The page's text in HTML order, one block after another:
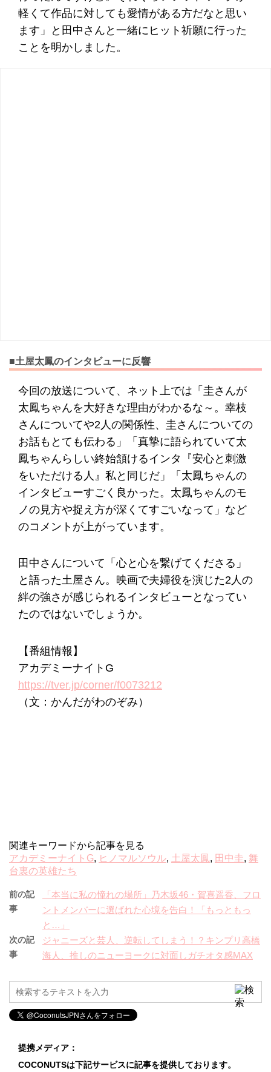
軽くて作品に対しても愛情がある方だなと思い
ます」と田中さんと一緒にヒット祈願に行った
ことを明かしました。
■土屋太鳳のインタビューに反響
今回の放送について、ネット上では「圭さんが
太鳳ちゃんを大好きな理由がわかるな～。幸枝
さんについてや2人の関係性、圭さんについての
お話もとても伝わる」「真摯に語られていて太
鳳ちゃんらしい終始頷けるインタ『安心と刺激
をいただける人』私と同じだ」「太鳳ちゃんの
インタビューすごく良かった。太鳳ちゃんのモ
ノの見方や捉え方が深くてすごいなって」など
のコメントが上がっています。
田中さんについて「心と心を繋げてくださる」
と語った土屋さん。映画で夫婦役を演じた2人の
絆の強さが感じられるインタビューとなってい
たのではないでしょうか。
【番組情報】
アカデミーナイトG
https://tver.jp/corner/f0073212
（文：かんだがわのぞみ）
関連キーワードから記事を見る
アカデミーナイトG, ヒノマルソウル, 土屋太鳳, 田中圭, 舞
台裏の英雄たち
前の記
事
「本当に私の憧れの場所」乃木坂46・賀喜遥香、フロ
ントメンバーに選ばれた心境を告白！「もっともっ
と…」
次の記
事
ジャニーズと芸人、逆転してしまう！？キンプリ高橋
海人、推しのニューヨークに対面しガチオタ感MAX
提携メディア：
COCONUTSは下記サービスに記事を提供しております。